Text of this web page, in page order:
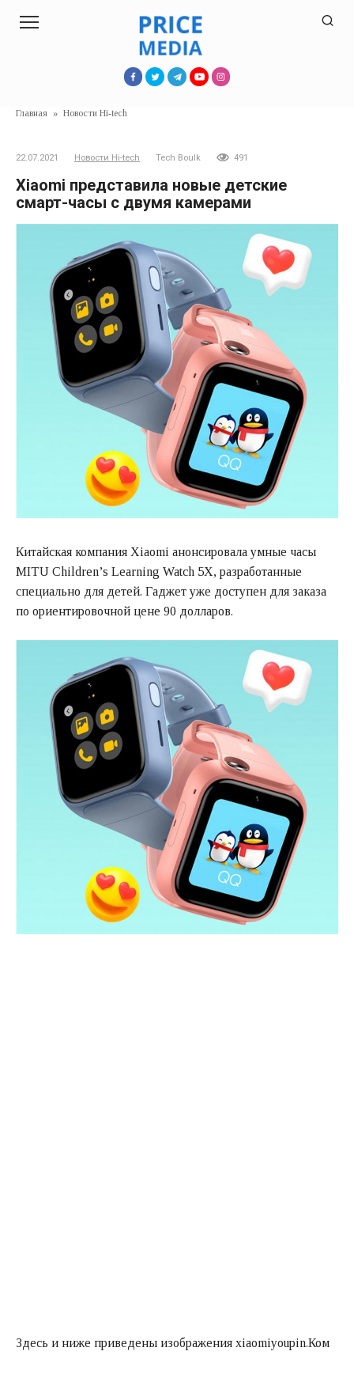
Главная » Новости Hi-tech
22.07.2021 Новости Hi-tech Tech Boulk 491
Xiaomi представила новые детские
смарт-часы с двумя камерами
Китайская компания Xiaomi анонсировала умные часы
MITU Children’s Learning Watch 5X, разработанные
специально для детей. Гаджет уже доступен для заказа
по ориентировочной цене 90 долларов.
Здесь и ниже приведены изображения xiaomiyoupin.Ком